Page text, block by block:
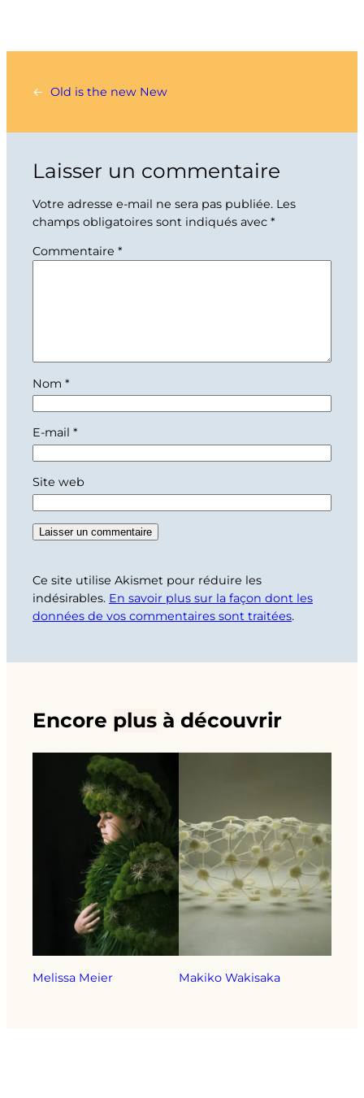
← Old is the new New
Laisser un commentaire
Votre adresse e-mail ne sera pas publiée. Les
champs obligatoires sont indiqués avec *
Commentaire *
Nom *
E-mail *
Site web
Ce site utilise Akismet pour réduire les
indésirables. En savoir plus sur la façon dont les
données de vos commentaires sont traitées.
Encore plus à découvrir
Melissa Meier Makiko Wakisaka